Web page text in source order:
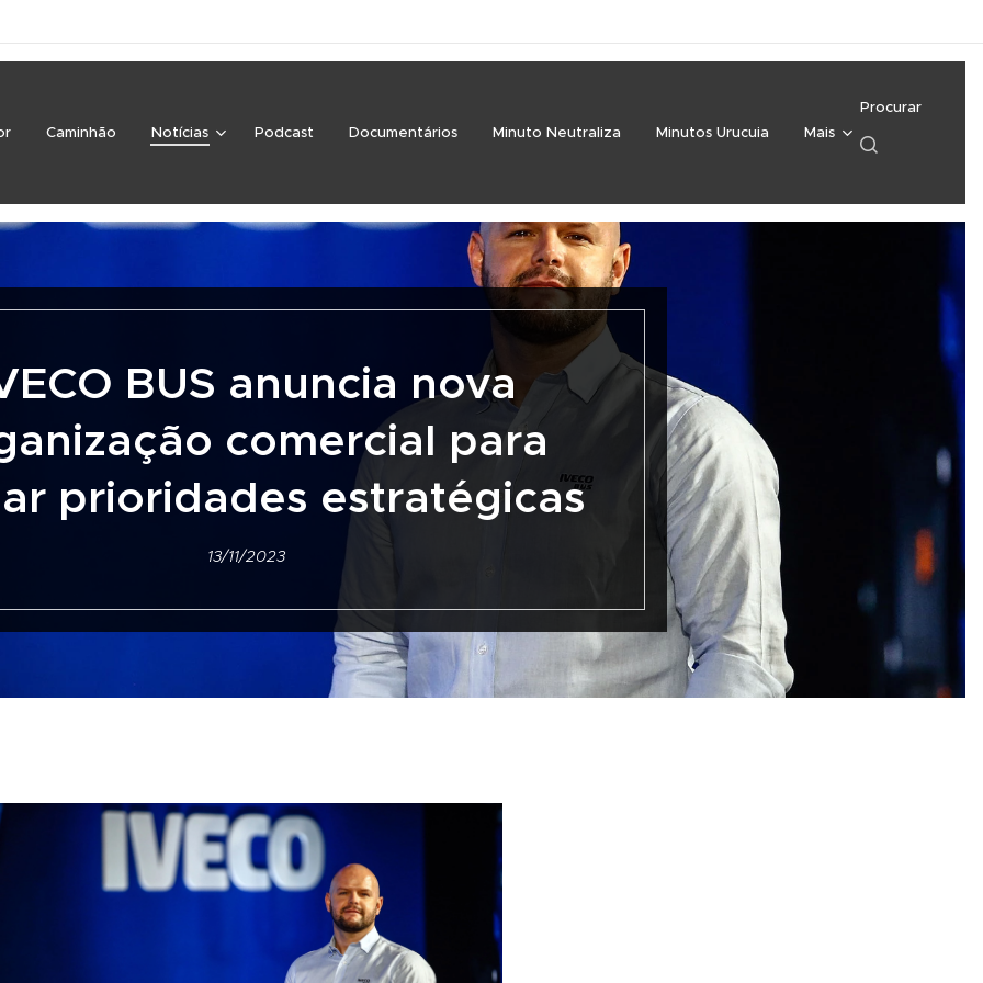
Caminhão Notícias Podcast Documentários Minuto Neutraliza Minutos Urucuia Mais
Procurar
BUS anuncia nova
comercial para
prioridades estratégicas
13/11/2023